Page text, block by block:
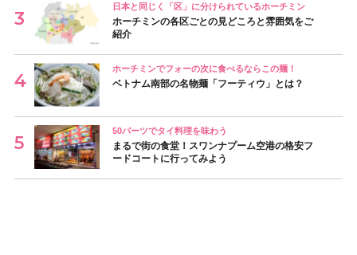
日本と同じく「区」に分けられているホーチミン
ホーチミンの各区ごとの見どころと雰囲気をご
紹介
ホーチミンでフォーの次に食べるならこの麺！
ベトナム南部の名物麺「フーティウ」とは？
50バーツでタイ料理を味わう
まるで街の食堂！スワンナプーム空港の格安フ
ードコートに行ってみよう